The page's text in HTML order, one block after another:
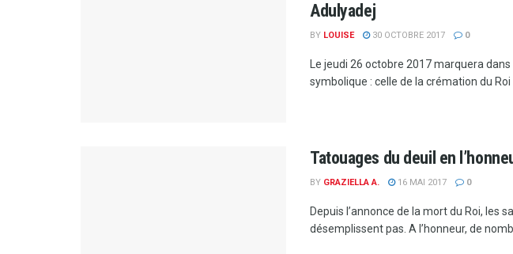
Adulyadej
BY LOUISE 30 OCTOBRE 2017 0
Le jeudi 26 octobre 2017 marquera
symbolique : celle de la crémation du Roi ...
Tatouages du deuil en
BY GRAZIELLA A. 16 MAI 2017 0
Depuis l’annonce de la mort du Roi, les
désemplissent pas. A l’honneur, de